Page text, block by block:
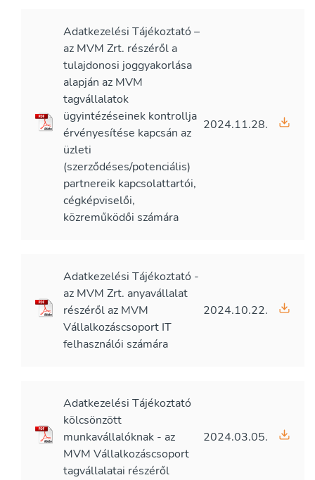
Adatkezelési Tájékoztató –
az MVM Zrt. részéről a
tulajdonosi joggyakorlása
alapján az MVM
tagvállalatok
ügyintézéseinek kontrollja
érvényesítése kapcsán az
üzleti
(szerződéses/potenciális)
partnereik kapcsolattartói,
cégképviselői,
közreműködői számára
2024.11.28.
Adatkezelési Tájékoztató -
az MVM Zrt. anyavállalat
részéről az MVM
Vállalkozáscsoport IT
felhasználói számára
2024.10.22.
Adatkezelési Tájékoztató
kölcsönzött
munkavállalóknak - az
MVM Vállalkozáscsoport
tagvállalatai részéről
2024.03.05.